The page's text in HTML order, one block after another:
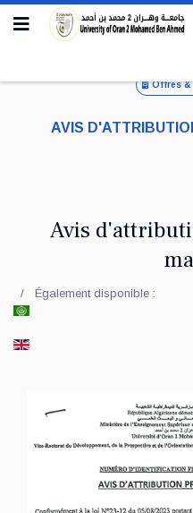
Offres &
AVIS
Avis
Également disponible :